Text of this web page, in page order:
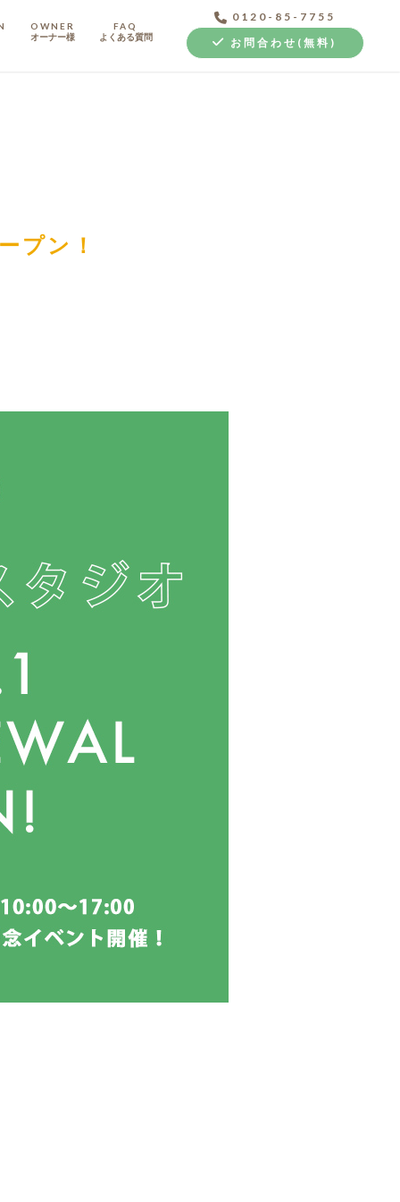
クラボ オリジナルキッチン
OWNER
オーナー様
FAQ
よくある質問
0120-85-7755
お問合わせ(無料)
プン！